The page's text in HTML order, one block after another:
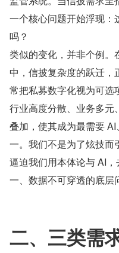
一个核心问题开始浮现：
吗？
类似的变化，并非个例。
中，信披复杂度的跃迁
常把私募数字化视为可选
行业高度分散、业务多元
叠加，使其成为最需要
一。我们不是为了炫技而
逼迫我们用本体论与 AI
一、数据不可穿透的底层
二、三类需